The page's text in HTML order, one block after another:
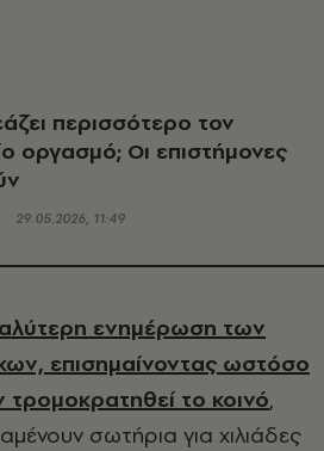
περισσότερο τον
οργασμό; Οι επιστήμονες
29.05.2026, 11:49
ενημέρωση των
επισημαίνοντας ωστόσο
τρομοκρατηθεί το κοινό,
σωτήρια για χιλιάδες